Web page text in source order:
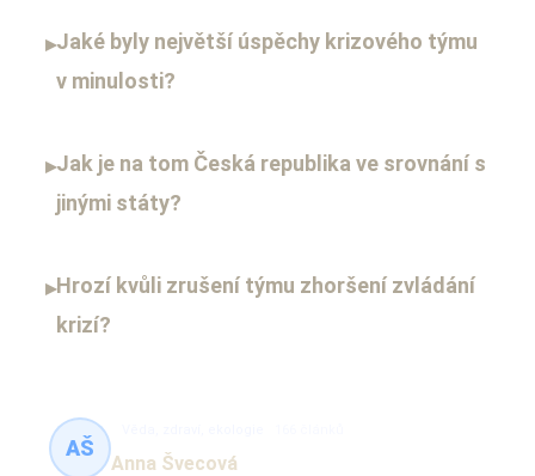
▸Jaké byly největší úspěchy krizového týmu
v minulosti?
▸Jak je na tom Česká republika ve srovnání s
jinými státy?
▸Hrozí kvůli zrušení týmu zhoršení zvládání
krizí?
AŠ
Anna Švecová